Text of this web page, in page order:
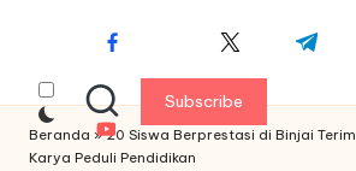
t
youtube.co
m
Subscribe
Beranda »20 Siswa Berprestasi di Binjai
Karya Peduli Pendidikan